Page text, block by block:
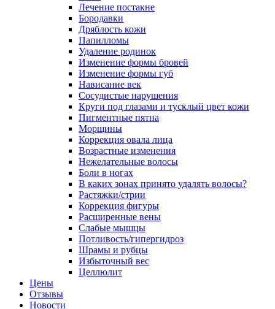
Лечение постакне
Бородавки
Дряблость кожи
Папилломы
Удаление родинок
Изменение формы бровей
Изменение формы губ
Нависание век
Сосудистые нарушения
Круги под глазами и тусклый цвет кожи
Пигментные пятна
Морщины
Коррекция овала лица
Возрастные изменения
Нежелательные волосы
Боли в ногах
В каких зонах принято удалять волосы?
Растяжки/стрии
Коррекция фигуры
Расширенные вены
Слабые мышцы
Потливость/гипергидроз
Шрамы и рубцы
Избыточный вес
Целлюлит
Цены
Отзывы
Новости